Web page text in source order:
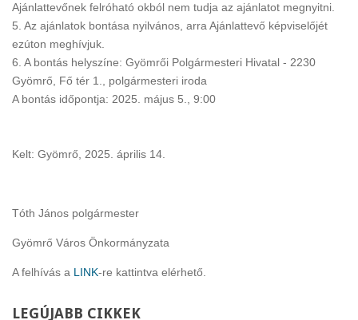
Ajánlattevőnek felróható okból nem tudja az ajánlatot megnyitni.
5. Az ajánlatok bontása nyilvános, arra Ajánlattevő képviselőjét
ezúton meghívjuk.
6. A bontás helyszíne: Gyömrői Polgármesteri Hivatal - 2230
Gyömrő, Fő tér 1., polgármesteri iroda
A bontás időpontja: 2025. május 5., 9:00
Kelt: Gyömrő, 2025. április 14.
Tóth János polgármester
Gyömrő Város Önkormányzata
A felhívás a LINK-re kattintva elérhető.
LEGÚJABB CIKKEK